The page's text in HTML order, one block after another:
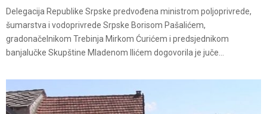
Delegacija Republike Srpske predvođena ministrom poljoprivrede,
šumarstva i vodoprivrede Srpske Borisom Pašalićem,
gradonačelnikom Trebinja Mirkom Ćurićem i predsjednikom
banjalučke Skupštine Mladenom Ilićem dogovorila je juče...